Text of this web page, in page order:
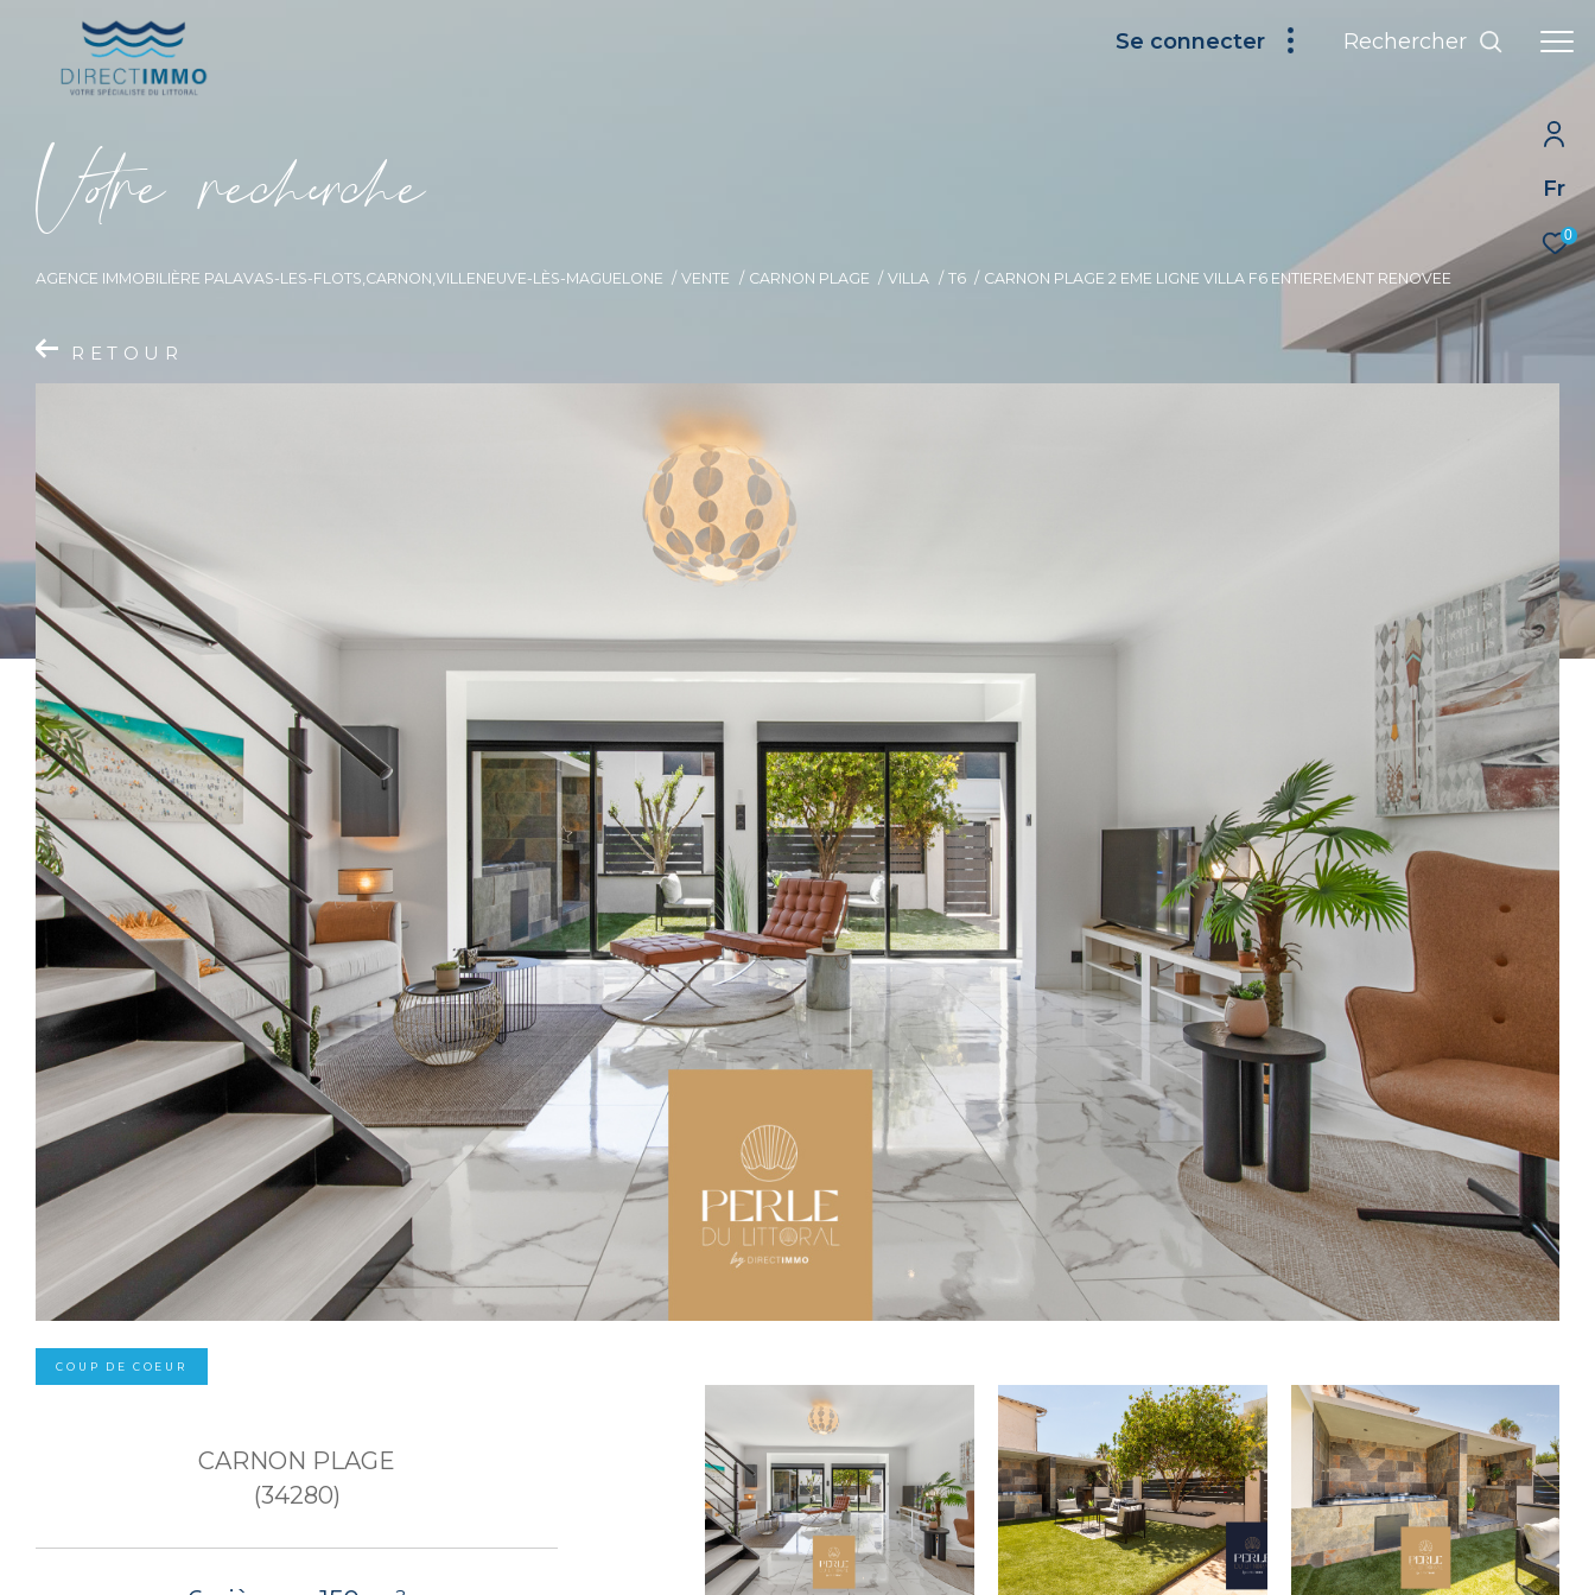
Fr
0
Se connecter Rechercher
Vore recece
AGENCE IMMOBILIÈRE PALAVAS-LES-FLOTS,CARNON,VILLENEUVE-LÈS-MAGUELONE VENTE CARNON PLAGE VILLA T6 CARNON PLAGE 2 EME LIGNE VILLA F6 ENTIEREMENT RENOVEE
RETOUR
COUP DE COEUR
CARNON PLAGE
(34280)